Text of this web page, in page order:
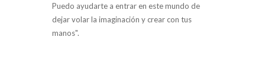
Puedo ayudarte a entrar en este mundo de
dejar volar la imaginación y crear con tus
manos".